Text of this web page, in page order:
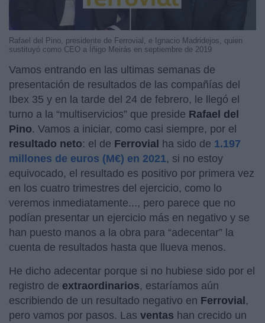
Rafael del Pino, presidente de Ferrovial, e Ignacio Madridejos, quien
sustituyó como CEO a Íñigo Meirás en septiembre de 2019
Vamos entrando en las ultimas semanas de
presentación de resultados de las compañías del
Ibex 35 y en la tarde del 24 de febrero, le llegó el
turno a la “multiservicios” que preside Rafael del
Pino. Vamos a iniciar, como casi siempre, por el
resultado neto: el de Ferrovial ha sido de 1.197
millones de euros (M€) en 2021, si no estoy
equivocado, el resultado es positivo por primera vez
en los cuatro trimestres del ejercicio, como lo
veremos inmediatamente..., pero parece que no
podían presentar un ejercicio más en negativo y se
han puesto manos a la obra para “adecentar” la
cuenta de resultados hasta que llueva menos.
He dicho adecentar porque si no hubiese sido por el
registro de extraordinarios, estaríamos aún
escribiendo de un resultado negativo en Ferrovial,
pero vamos por pasos. Las ventas han crecido un